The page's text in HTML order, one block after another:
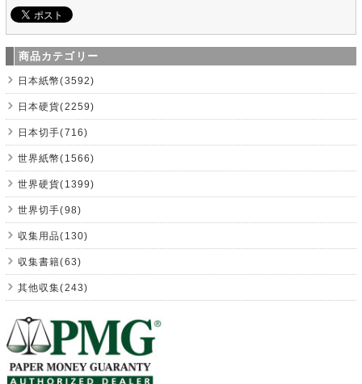
商品カテゴリー
日本紙幣(3592)
日本硬貨(2259)
日本切手(716)
世界紙幣(1566)
世界硬貨(1399)
世界切手(98)
収集用品(130)
収集書籍(63)
其他収集(243)